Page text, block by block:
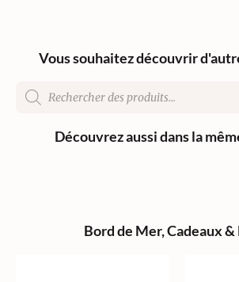
Vous souhaitez découvrir
Découvrez aussi dans la
Bord de Mer,Cadeaux &